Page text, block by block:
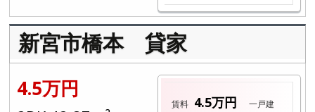
新宮市橋本 貸家
4.5万円
賃料 4.5万円 一戸建